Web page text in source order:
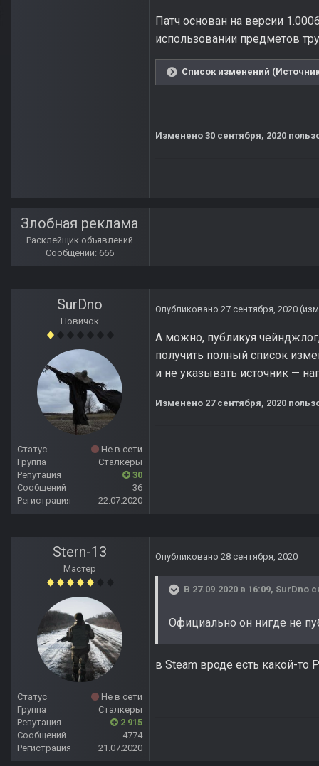
Патч основан на версии
использовании предметов
Список изменений
Изменено 30 сентября, 2020
Злобная реклама
Расклейщик объявлений
Сообщений: 666
SurDno
Новичок
Статус
Не в сети
Группа
Сталкеры
Репутация
30
Сообщений
36
Регистрация
22.07.2020
Опубликовано 27 сентября, 2020
А можно, публикуя
получить полный список
и не указывать источник —
Изменено 27 сентября, 2020
Stern-13
Мастер
Статус
Не в сети
Группа
Сталкеры
Репутация
2 915
Сообщений
4774
Регистрация
21.07.2020
Опубликовано 28 сентября, 2020
В 27.09.2020 в 16:09, SurDno
Официально он нигде не
в Steam вроде есть какой-то